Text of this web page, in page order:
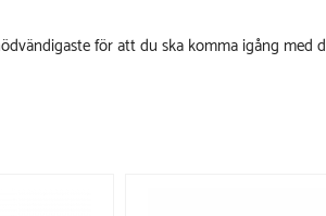
för att du ska komma igång med